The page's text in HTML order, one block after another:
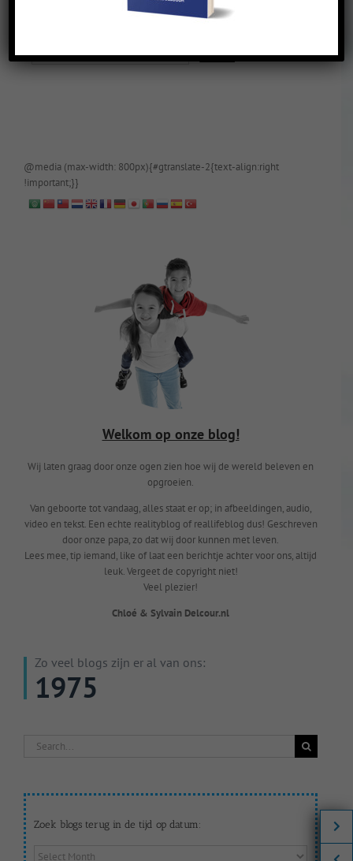
@media (max-width: 800px){#gtranslate-2{text-align:right
!important;}}
Welkom op onze blog!
Wij laten graag door onze ogen zien hoe wij de wereld beleven en
opgroeien.
Van geboorte tot vandaag, alles staat er op; in afbeeldingen, audio,
video en tekst. Een echte realityblog of reallifeblog dus! Geschreven
door onze papa, zo dat wij door kunnen met leven.
Lees mee, tip iemand, like of laat een berichtje achter voor ons, altijd
leuk. Vergeet de copyright niet!
Veel plezier!
Chloé & Sylvain Delcour.nl
Zo veel blogs zijn er al van ons:
1975
Search
Zoek blogs terug in de tijd op datum:
Zoek